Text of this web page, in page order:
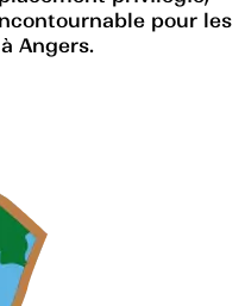
pour les
Angers.